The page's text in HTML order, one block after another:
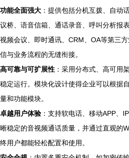
功能全面强大 ：提供包括分机互拨、自动
议桥、语音信箱、通话录音、呼叫分析报
视频会议、即时通讯、CRM、OA等第三
信与业务流程的无缝衔接。
高可靠与可扩展性 ：采用分布式、高可用
稳定运行。模块化设计使得企业可以根据
量和功能模块。
卓越用户体验 ：支持软电话、移动APP、
晰稳定的音视频通话质量，并通过直观的
终用户都能轻松配置和使用。